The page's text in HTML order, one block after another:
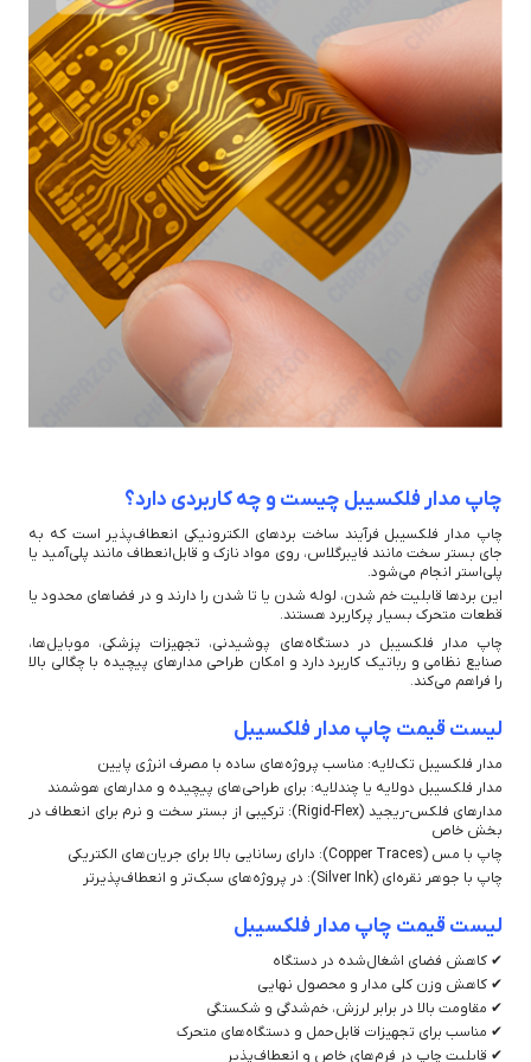
چاپ مدار فلکسیبل چیست و چه کاربردی دارد؟
چاپ مدار فلکسیبل فرآیند ساخت بردهای الکترونیکی انعطاف‌پذیر است که به
جای بستر سخت مانند فایبرگلاس، روی مواد نازک و قابل‌انعطاف مانند پلی‌آمید یا
پلی‌استر انجام می‌شود.
این بردها قابلیت خم شدن، لوله شدن یا تا شدن را دارند و در فضاهای محدود یا
قطعات متحرک بسیار پرکاربرد هستند.
چاپ مدار فلکسیبل در دستگاه‌های پوشیدنی، تجهیزات پزشکی، موبایل‌ها،
صنایع نظامی و رباتیک کاربرد دارد و امکان طراحی مدارهای پیچیده با چگالی بالا
را فراهم می‌کند.
لیست قیمت چاپ مدار فلکسیبل
مدار فلکسیبل تک‌لایه: مناسب پروژه‌های ساده با مصرف انرژی پایین
مدار فلکسیبل دولایه یا چندلایه: برای طراحی‌های پیچیده و مدارهای هوشمند
مدارهای فلکس-ریجید (Rigid-Flex): ترکیبی از بستر سخت و نرم برای انعطاف در
بخش خاص
چاپ با مس (Copper Traces): دارای رسانایی بالا برای جریان‌های الکتریکی
چاپ با جوهر نقره‌ای (Silver Ink): در پروژه‌های سبک‌تر و انعطاف‌پذیرتر
لیست قیمت چاپ مدار فلکسیبل
✔ کاهش فضای اشغال‌شده در دستگاه
✔ کاهش وزن کلی مدار و محصول نهایی
✔ مقاومت بالا در برابر لرزش، خم‌شدگی و شکستگی
✔ مناسب برای تجهیزات قابل‌حمل و دستگاه‌های متحرک
✔ قابلیت چاپ در فرم‌های خاص و انعطاف‌پذیر